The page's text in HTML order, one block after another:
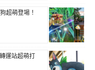
超萌登場！
運站超萌打